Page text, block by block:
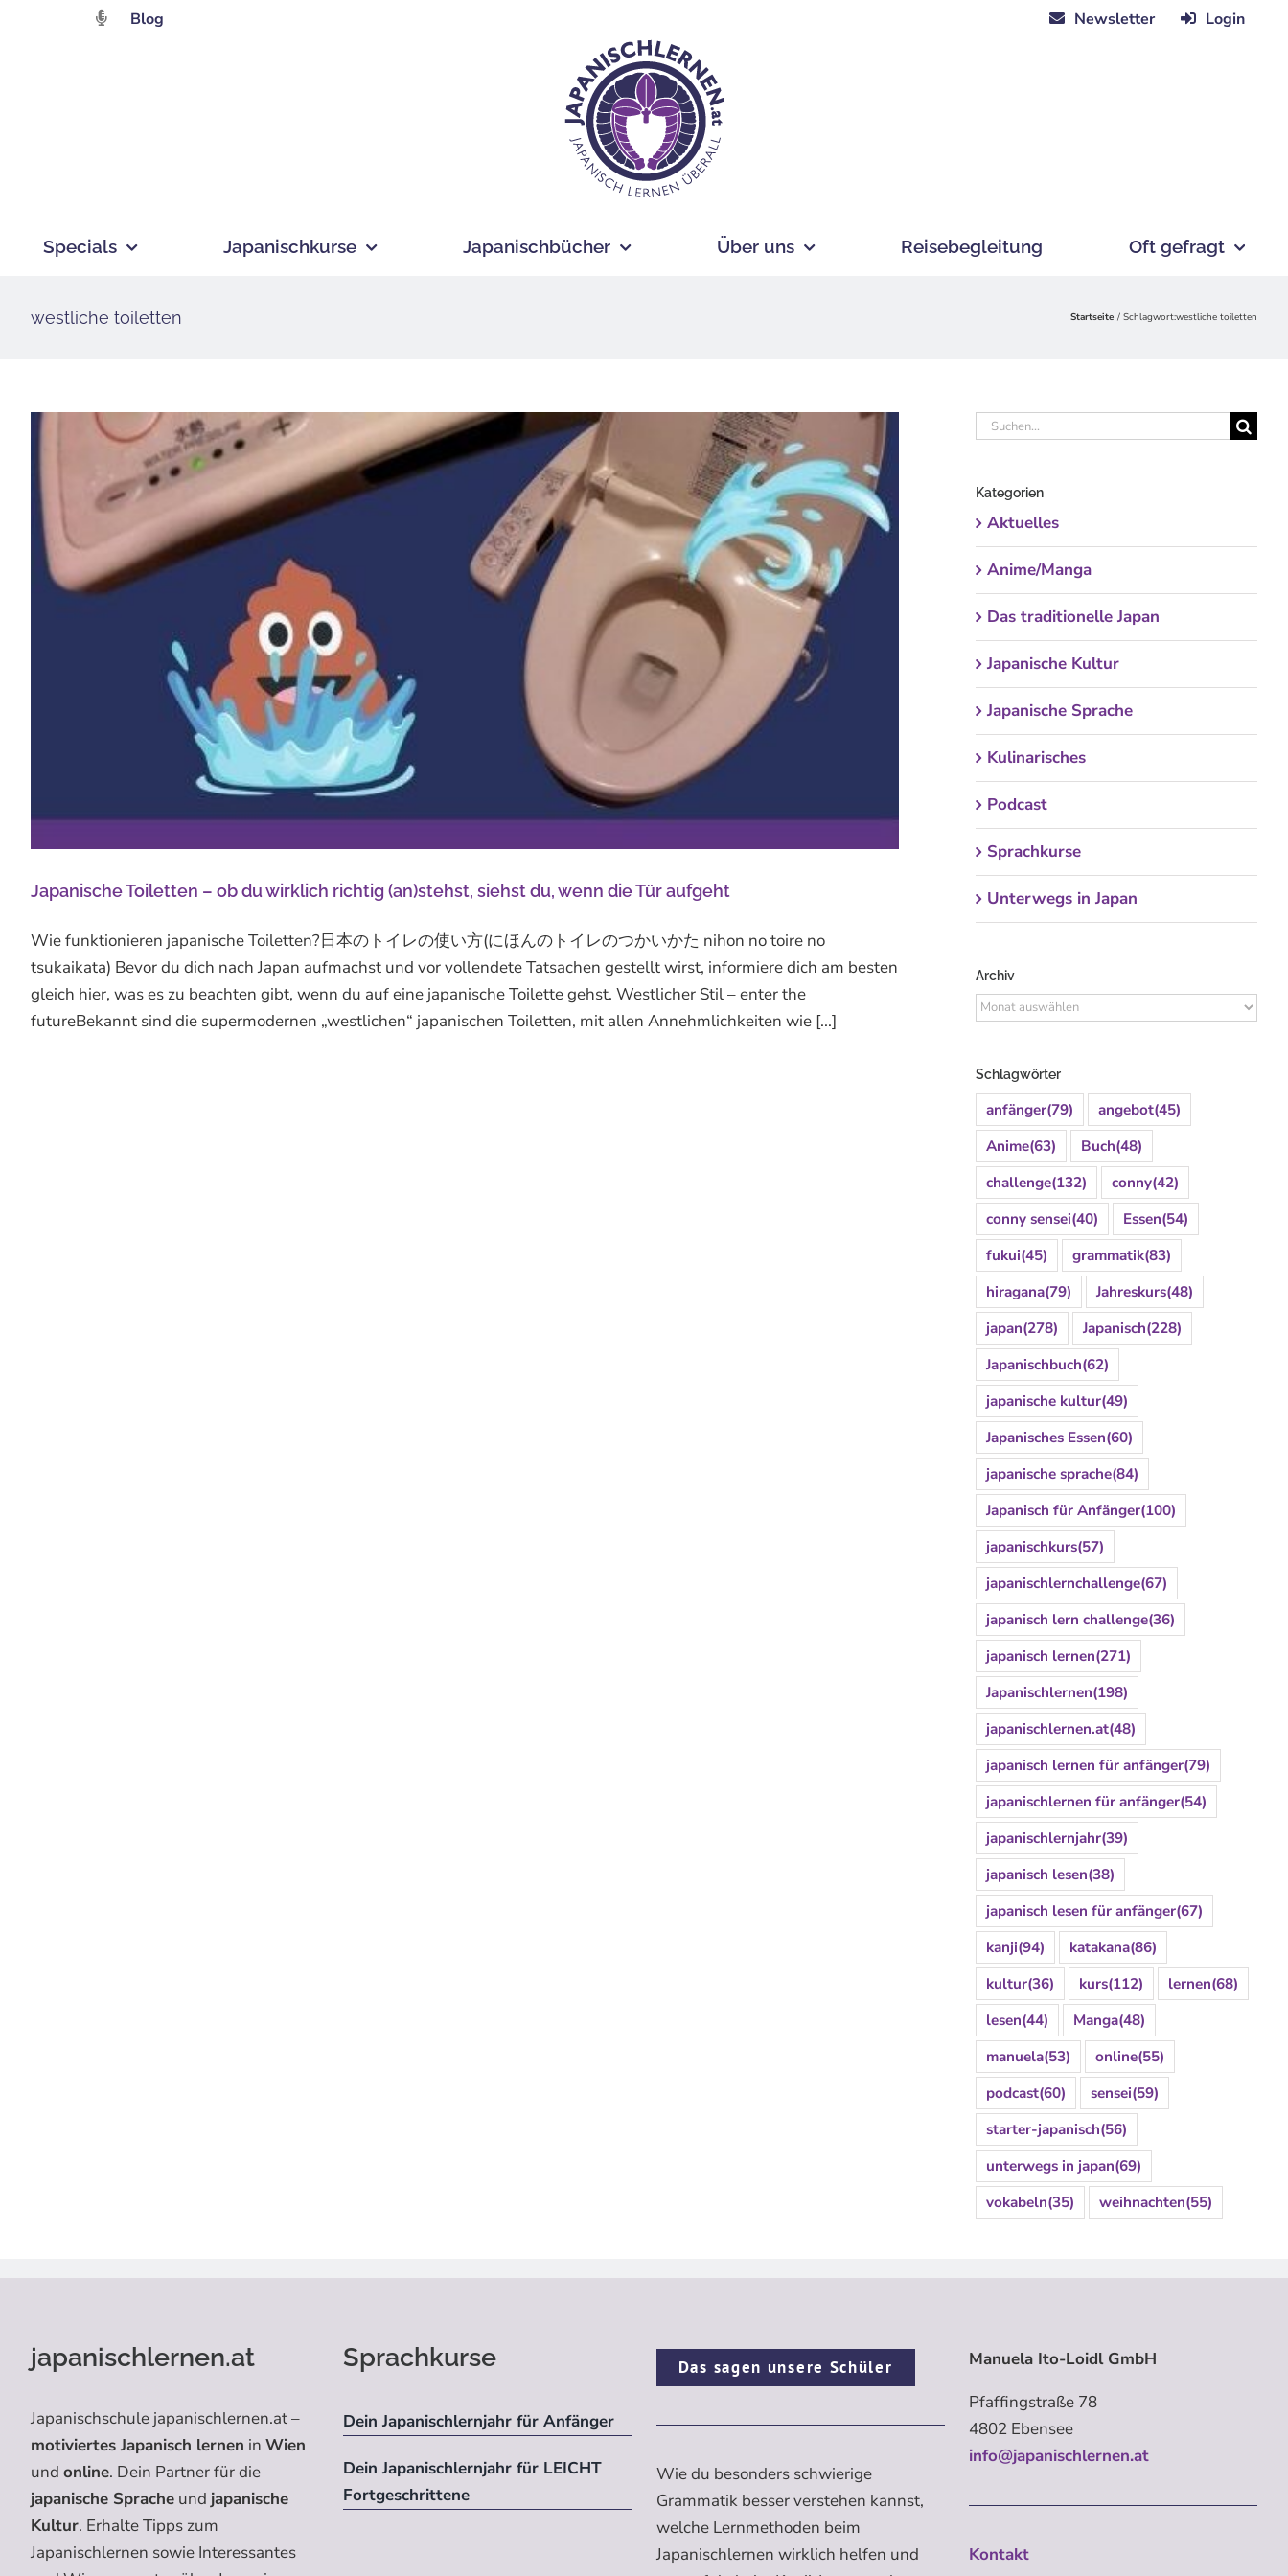
Blog Newsletter Login
Specials Japanischkurse Japanischbücher Über uns Reisebegleitung Oft gefragt
westliche toiletten Startseite Schlagwort:westliche toiletten
Japanische Toiletten – ob du wirklich richtig (an)stehst, siehst du, wenn die Tür aufgeht
Wie funktionieren japanische Toiletten?日本のトイレの使い方(にほんのトイレのつかいかた nihon no toire no
tsukaikata) Bevor du dich nach Japan aufmachst und vor vollendete Tatsachen gestellt wirst, informiere dich am besten
gleich hier, was es zu beachten gibt, wenn du auf eine japanische Toilette gehst. Westlicher Stil – enter the
futureBekannt sind die supermodernen „westlichen“ japanischen Toiletten, mit allen Annehmlichkeiten wie [...]
Suche
Kategorien
Aktuelles
Anime/Manga
Das traditionelle Japan
Japanische Kultur
Japanische Sprache
Kulinarisches
Podcast
Sprachkurse
Unterwegs in Japan
Archiv
Archiv
Schlagwörter
anfänger(79) angebot(45)
Anime(63) Buch(48)
challenge(132) conny(42)
conny sensei(40) Essen(54)
fukui(45) grammatik(83)
hiragana(79) Jahreskurs(48)
japan(278) Japanisch(228)
Japanischbuch(62)
japanische kultur(49)
Japanisches Essen(60)
japanische sprache(84)
Japanisch für Anfänger(100)
japanischkurs(57)
japanischlernchallenge(67)
japanisch lern challenge(36)
japanisch lernen(271)
Japanischlernen(198)
japanischlernen.at(48)
japanisch lernen für anfänger(79)
japanischlernen für anfänger(54)
japanischlernjahr(39)
japanisch lesen(38)
japanisch lesen für anfänger(67)
kanji(94) katakana(86)
kultur(36) kurs(112) lernen(68)
lesen(44) Manga(48)
manuela(53) online(55)
podcast(60) sensei(59)
starter-japanisch(56)
unterwegs in japan(69)
vokabeln(35) weihnachten(55)
japanischlernen.at
Japanischschule japanischlernen.at –
motiviertes Japanisch lernen in Wien
und online. Dein Partner für die
japanische Spracheund japanische
Kultur. Erhalte Tipps zum
Japanischlernen sowie Interessantes
Sprachkurse
Dein Japanischlernjahr für Anfänger
Dein Japanischlernjahr für LEICHT
Fortgeschrittene
Das sagen unsere Schüler
Wie du besonders schwierige
Grammatik besser verstehen kannst,
welche Lernmethoden beim
Japanischlernen wirklich helfen und
Manuela Ito-Loidl GmbH
Pfaffingstraße 78
4802 Ebensee
info@japanischlernen.at
Kontakt